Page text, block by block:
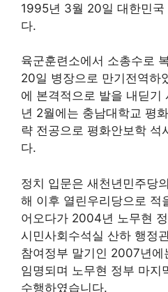
1995년 3월 20일 대한민국
다.
육군훈련소에서 소총수로
20일 병장으로 만기전역하
에 본격적으로 발을 내딛기
년 2월에는 충남대학교 평
략 전공으로 평화안보학 석
다.
정치 입문은 새천년민주당
해 이후 열린우리당으로 적
어오다가 2004년 노무현
시민사회수석실 산하 행정
참여정부 말기인 2007년에
임명되며 노무현 정부 마지
수행하였습니다.